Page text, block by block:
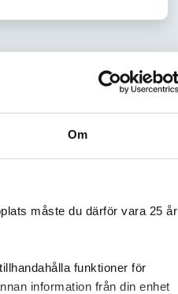
Om
måste du därför vara 25 år
funktioner för
information från din enhet
@mumsan